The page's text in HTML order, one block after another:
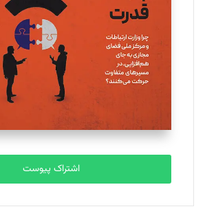
تحریریه
ملینا جعفری
تحریریه
مصطفی مسجدی آرانی
تحریریه
بابک نقاش
تحریریه
اشتراک پیوست